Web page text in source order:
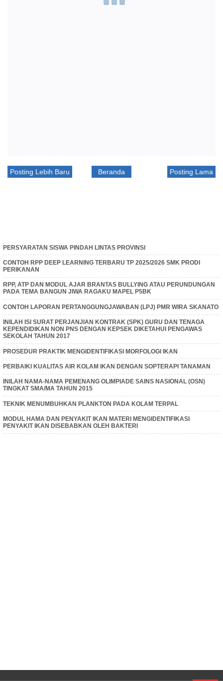
Posting Lebih Baru Posting Lama
Beranda
PERSYARATAN SISWA PINDAH LINTAS PROVINSI
CONTOH RPP DEEP LEARNING TERBARU TP 2025/2026 SMK PRODI
PERIKANAN
RPP, ATP DAN MODUL AJAR BRANTAS BULLYING ATAU PERUNDUNGAN
PADA TEMA BANGUN JIWA RAGAKU MAPEL P5BK
CONTOH LAPORAN PERTANGGUNGJAWABAN (LPJ) PMR WIRA SKANATO
INILAH ISI SURAT PERJANJIAN KONTRAK (SPK) GURU DAN TENAGA
KEPENDIDIKAN NON PNS DENGAN KEPSEK DIKETAHUI PENGAWAS
SEKOLAH TAHUN 2017
PROSEDUR PRAKTIK MENGIDENTIFIKASI MORFOLOGI IKAN
PERBAIKI KUALITAS AIR KOLAM IKAN DENGAN SOPTERAPI TANAMAN
INILAH NAMA-NAMA PEMENANG OLIMPIADE SAINS NASIONAL (OSN)
TINGKAT SMA/MA TAHUN 2015
TEKNIK MENUMBUHKAN PLANKTON PADA KOLAM TERPAL
MODUL HAMA DAN PENYAKIT IKAN MATERI MENGIDENTIFIKASI
PENYAKIT IKAN DISEBABKAN OLEH BAKTERI